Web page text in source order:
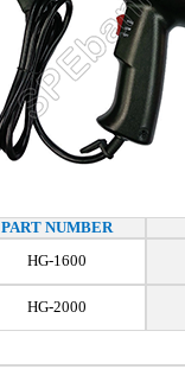
PART NUMBER
HG-1600
HG-2000